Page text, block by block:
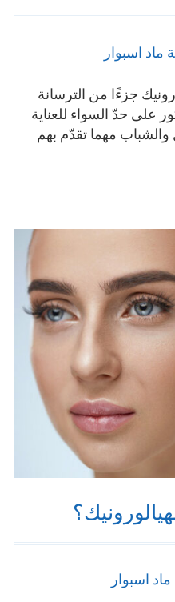
ماد اسبوار
جزءًا من الترسانة
على حدّ السواء للعناية
والشباب مهما تقدّم بهم
اسبوار